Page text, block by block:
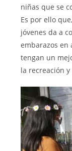
niñas que se
Es por ello
jóvenes da a
embarazos en
tengan un
la recreación